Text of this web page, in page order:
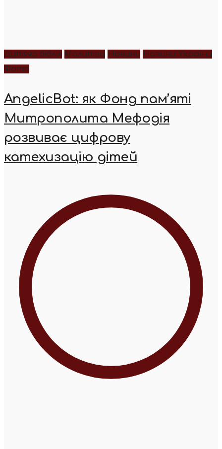
Дитяча біблія Молитва Новини Новини України
Фото
AngelicBot: як Фонд пам’яті
Митрополита Мефодія
розвиває цифрову
катехизацію дітей